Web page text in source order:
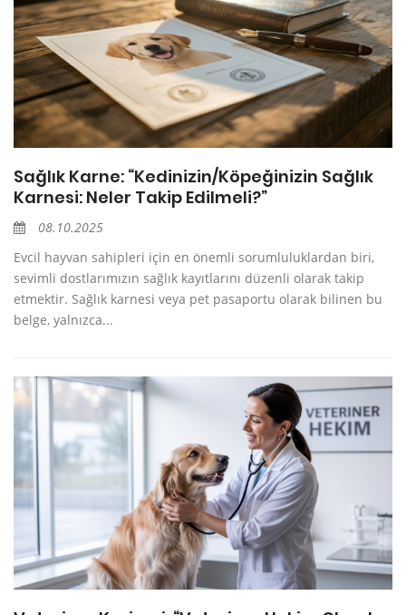
Sağlık Karne: “Kedinizin/Köpeğinizin Sağlık
Karnesi: Neler Takip Edilmeli?”
08.10.2025
Evcil hayvan sahipleri için en önemli sorumluluklardan biri,
sevimli dostlarımızın sağlık kayıtlarını düzenli olarak takip
etmektir. Sağlık karnesi veya pet pasaportu olarak bilinen bu
belge, yalnızca...